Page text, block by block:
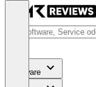
Software